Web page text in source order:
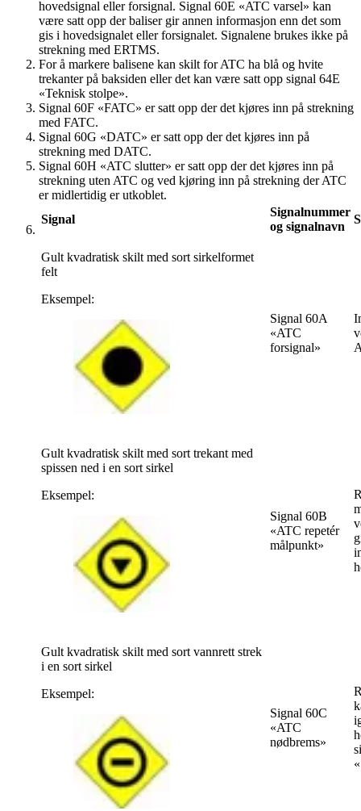
hovedsignal eller forsignal. Signal 60E «ATC varsel» kan
være satt opp der baliser gir annen informasjon enn det som
gis i hovedsignalet eller forsignalet. Signalene brukes ikke på
strekning med ERTMS.
For å markere balisene kan skilt for ATC ha blå og hvite
trekanter på baksiden eller det kan være satt opp signal 64E
«Teknisk stolpe».
Signal 60F «FATC» er satt opp der det kjøres inn på strekning
med FATC.
Signal 60G «DATC» er satt opp der det kjøres inn på
strekning med DATC.
Signal 60H «ATC slutter» er satt opp der det kjøres inn på
strekning uten ATC og ved kjøring inn på strekning der ATC
er midlertidig er utkoblet.
Signal
Signalnummer
og signalnavn
Gult kvadratisk skilt med sort sirkelformet
felt
Eksempel:
Signal 60A
«ATC
forsignal»
Gult kvadratisk skilt med sort trekant med
spissen ned i en sort sirkel
Eksempel:
Signal 60B
«ATC repetér
målpunkt»
Gult kvadratisk skilt med sort vannrett strek
i en sort sirkel
Eksempel:
Signal 60C
«ATC
nødbrems»